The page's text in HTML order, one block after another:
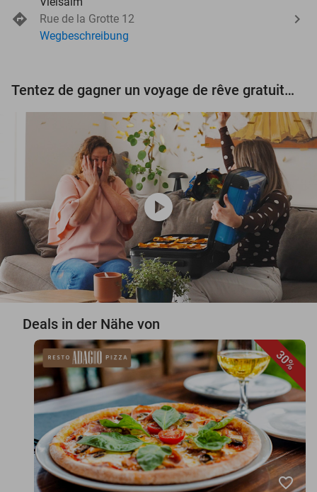
Rue de la Grotte 12
Wegbeschreibung
Tentez de gagner un voyage de rêve gratuit d'une valeur de 3.000 € !
play_circle
Deals in der Nähe von
30%
favorite_border